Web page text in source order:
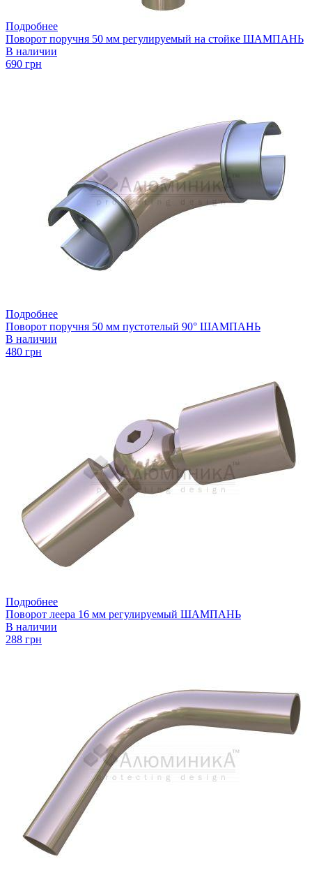
Подробнее
Поворот поручня 50 мм регулируемый на стойке ШАМПАНЬ
В наличии
690 грн
Подробнее
Поворот поручня 50 мм пустотелый 90° ШАМПАНЬ
В наличии
480 грн
Подробнее
Поворот леера 16 мм регулируемый ШАМПАНЬ
В наличии
288 грн